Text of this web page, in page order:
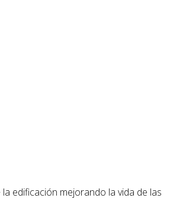
edificación mejorando la vida de las